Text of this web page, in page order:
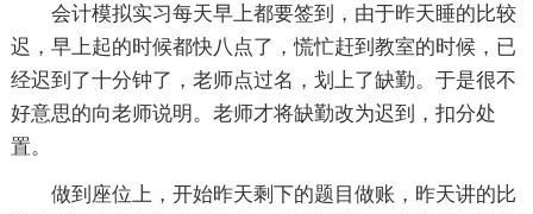
会计模拟实习每天早上都要签到，由于昨天睡的比较
迟，早上起的时候都快八点了，慌忙赶到教室的时候，已
经迟到了十分钟了，老师点过名，划上了缺勤。于是很不
好意思的向老师说明。老师才将缺勤改为迟到，扣分处
置。
做到座位上，开始昨天剩下的题目做账，昨天讲的比